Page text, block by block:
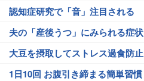
認知症研究で「音」注目される
夫の「産後うつ」にみられる症状
大豆を摂取してストレス過食防止
1日10回 お腹引き締まる簡単習慣